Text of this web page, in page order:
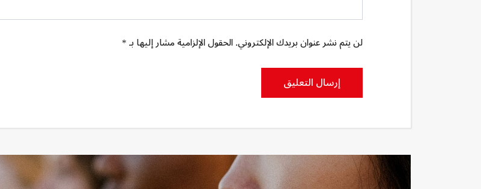
لن يتم نشر عنوان بريدك الإلكتروني. الحقول الإلزامية مشار إليها بـ *
إرسال التعليق